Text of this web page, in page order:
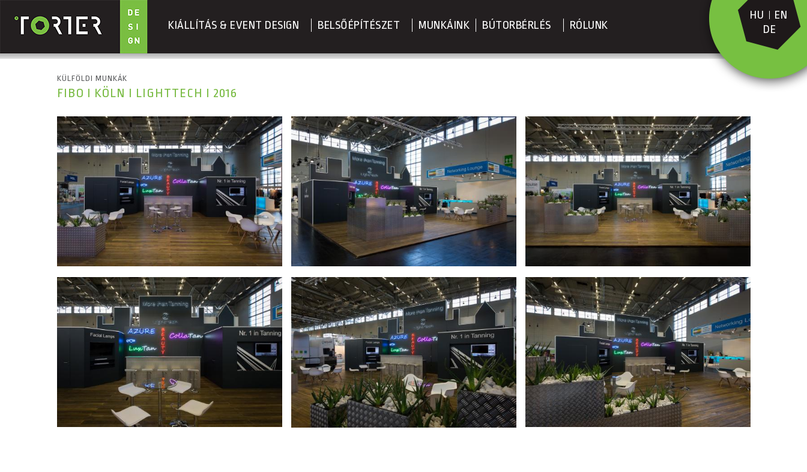
Ugrás a tartalomra
KIÁLLÍTÁS & EVENT DESIGN BELSŐÉPÍTÉSZET MUNKÁINK BÚTORBÉRLÉS RÓLUNK
HU
EN
DE
KÜLFÖLDI MUNKÁK
FIBO I KÖLN I LIGHTTECH I 2016